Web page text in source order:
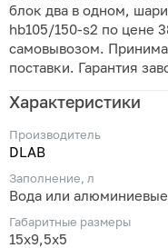
блок два в одном,
hb105/150-s2 по цене
самовывозом.
поставки. Гарантия
Характеристики
Производитель
DLAB
Заполнение, л
Вода или
Габаритные размеры
15х9,5х5